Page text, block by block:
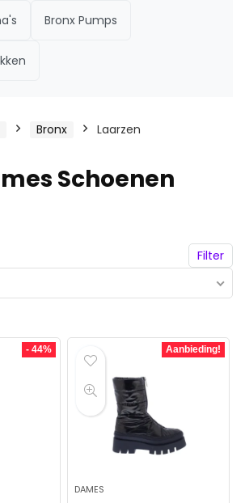
Bronx Pumps
Bronx Laarzen
Schoenen
Filter
- 44% Aanbieding!
DAMES